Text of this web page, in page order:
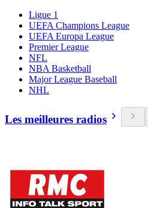
Ligue 1
UEFA Champions League
UEFA Europa League
Premier League
NFL
NBA Basketball
Major League Baseball
NHL
Les meilleures radios